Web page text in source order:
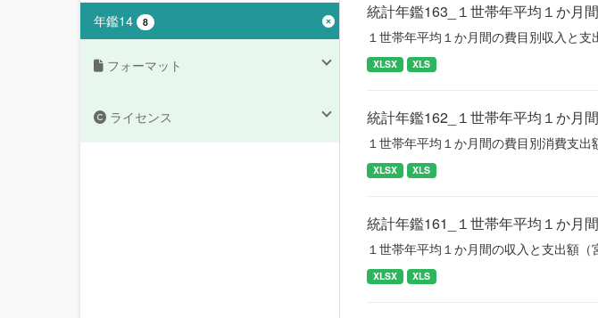
年鑑14 8
フォーマット
ライセンス
統計年鑑163_１世帯年平均１か月
１世帯年平均１か月間の費目別収入と支
XLSX XLS
統計年鑑162_１世帯年平均１か月
１世帯年平均１か月間の費目別消費支出
XLSX XLS
統計年鑑161_１世帯年平均１か月
１世帯年平均１か月間の収入と支出額（
XLSX XLS